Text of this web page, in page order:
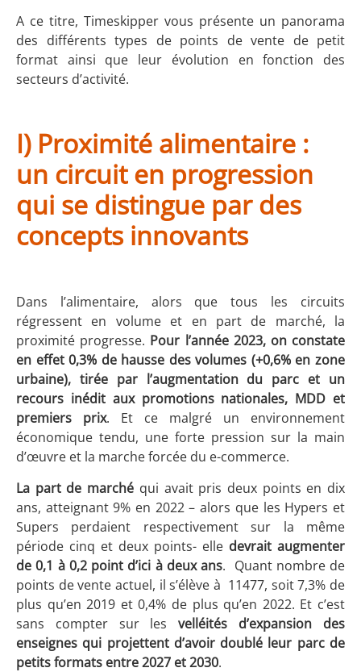
A ce titre, Timeskipper vous présente un panorama
des différents types de points de vente de petit
format ainsi que leur évolution en fonction des
secteurs d’activité.
I) Proximité alimentaire :
un circuit en progression
qui se distingue par des
concepts innovants
Dans l’alimentaire, alors que tous les circuits
régressent en volume et en part de marché, la
proximité progresse. Pour l’année 2023, on constate
en effet 0,3% de hausse des volumes (+0,6% en zone
urbaine), tirée par l’augmentation du parc et un
recours inédit aux promotions nationales, MDD et
premiers prix. Et ce malgré un environnement
économique tendu, une forte pression sur la main
d’œuvre et la marche forcée du e-commerce.
La part de marché qui avait pris deux points en dix
ans, atteignant 9% en 2022 – alors que les Hypers et
Supers perdaient respectivement sur la même
période cinq et deux points- elle devrait augmenter
de 0,1 à 0,2 point d’ici à deux ans. Quant nombre de
points de vente actuel, il s’élève à 11477, soit 7,3% de
plus qu’en 2019 et 0,4% de plus qu’en 2022. Et c’est
sans compter sur lesvelléités d’expansion des
enseignes qui projettent d’avoir doublé leur parc de
petits formats entre 2027 et 2030.